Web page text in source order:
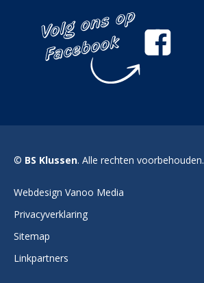
© BS Klussen. Alle rechten voorbehouden.
Webdesign Vanoo Media
Privacyverklaring
Sitemap
Linkpartners